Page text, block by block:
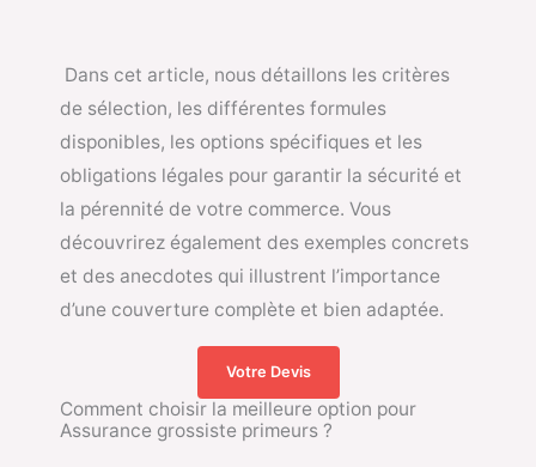
Dans cet article, nous détaillons les critères
de sélection, les différentes formules
disponibles, les options spécifiques et les
obligations légales pour garantir la sécurité et
la pérennité de votre commerce. Vous
découvrirez également des exemples concrets
et des anecdotes qui illustrent l’importance
d’une couverture complète et bien adaptée.
Votre Devis
Comment choisir la meilleure option pour
Assurance grossiste primeurs ?